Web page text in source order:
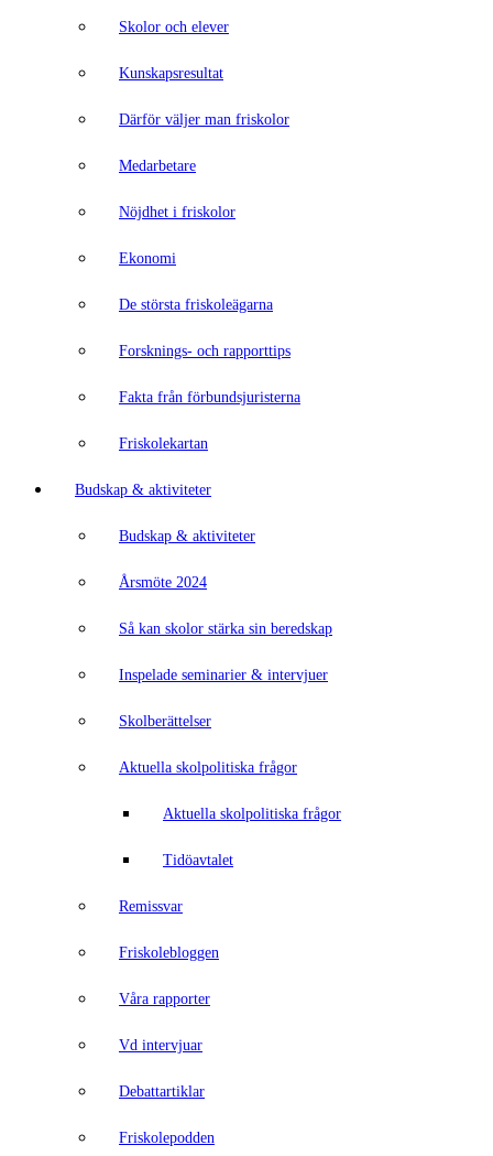
Skolor och elever
Kunskapsresultat
Därför väljer man friskolor
Medarbetare
Nöjdhet i friskolor
Ekonomi
De största friskoleägarna
Forsknings- och rapporttips
Fakta från förbundsjuristerna
Friskolekartan
Budskap & aktiviteter
Budskap & aktiviteter
Årsmöte 2024
Så kan skolor stärka sin beredskap
Inspelade seminarier & intervjuer
Skolberättelser
Aktuella skolpolitiska frågor
Aktuella skolpolitiska frågor
Tidöavtalet
Remissvar
Friskolebloggen
Våra rapporter
Vd intervjuar
Debattartiklar
Friskolepodden